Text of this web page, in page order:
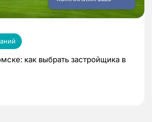
как выбрать застройщика в